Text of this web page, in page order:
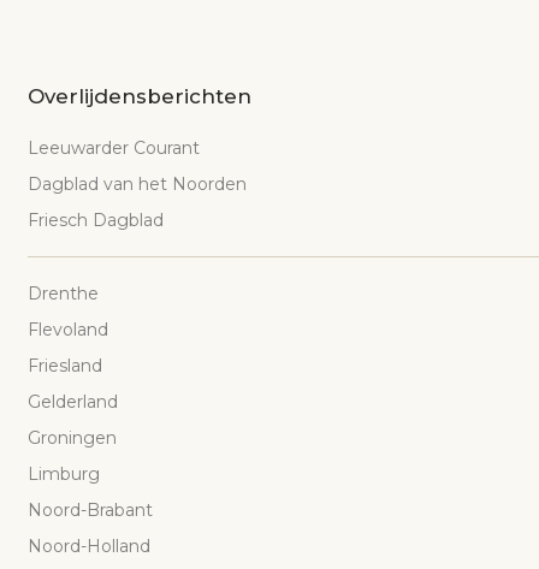
Overlijdensberichten
Leeuwarder Courant
Dagblad van het Noorden
Friesch Dagblad
Drenthe
Flevoland
Friesland
Gelderland
Groningen
Limburg
Noord-Brabant
Noord-Holland